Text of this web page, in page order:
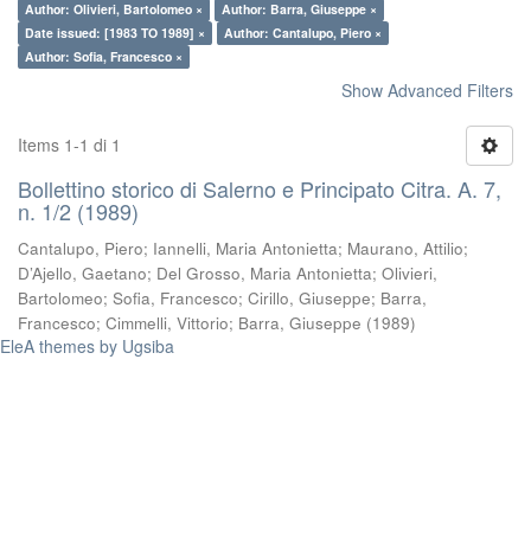
Author: Olivieri, Bartolomeo ×
Author: Barra, Giuseppe ×
Date issued: [1983 TO 1989] ×
Author: Cantalupo, Piero ×
Author: Sofia, Francesco ×
Show Advanced Filters
Items 1-1 di 1
Bollettino storico di Salerno e Principato Citra. A. 7,
n. 1/2 (1989)
Cantalupo, Piero; Iannelli, Maria Antonietta; Maurano, Attilio;
D’Ajello, Gaetano; Del Grosso, Maria Antonietta; Olivieri,
Bartolomeo; Sofia, Francesco; Cirillo, Giuseppe; Barra,
Francesco; Cimmelli, Vittorio; Barra, Giuseppe (1989)
EleA themes by Ugsiba